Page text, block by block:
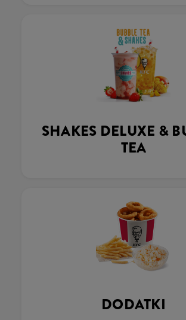
SHAKES DELUXE &
TEA
DODATKI